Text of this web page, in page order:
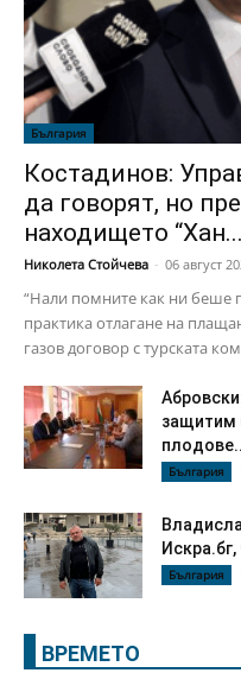
България
Костадинов:
да говорят, но
находището “Хан...
Николета Стойчева - 06 август
“Нали помните как ни беше
практика отлагане на
газов договор с турската
защитим
България
България
ВРЕМЕТО